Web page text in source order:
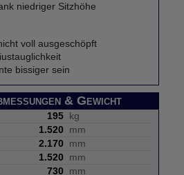
niedriger Sitzhöhe
voll ausgeschöpft
bissiger sein
& Gewicht
195 kg
1.520
mm
2.170
mm
1.520
mm
730 mm